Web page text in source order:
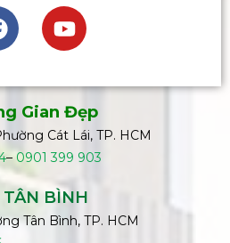
Gian Đẹp
Cát Lái, TP. HCM
– 0901 399 903
BÌNH
Tân Bình, TP. HCM